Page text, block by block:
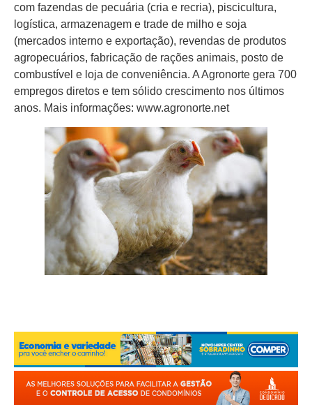
com fazendas de pecuária (cria e recria), piscicultura,
logística, armazenagem e trade de milho e soja
(mercados interno e exportação), revendas de produtos
agropecuários, fabricação de rações animais, posto de
combustível e loja de conveniência. A Agronorte gera 700
empregos diretos e tem sólido crescimento nos últimos
anos. Mais informações: www.agronorte.net